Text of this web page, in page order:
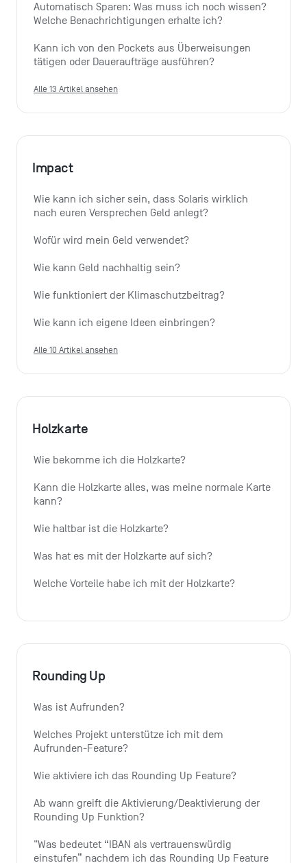
Automatisch Sparen: Was muss ich noch wissen?
Welche Benachrichtigungen erhalte ich?
Kann ich von den Pockets aus Überweisungen
tätigen oder Daueraufträge ausführen?
Alle 13 Artikel ansehen
Impact
Wie kann ich sicher sein, dass Solaris wirklich
nach euren Versprechen Geld anlegt?
Wofür wird mein Geld verwendet?
Wie kann Geld nachhaltig sein?
Wie funktioniert der Klimaschutzbeitrag?
Wie kann ich eigene Ideen einbringen?
Alle 10 Artikel ansehen
Holzkarte
Wie bekomme ich die Holzkarte?
Kann die Holzkarte alles, was meine normale Karte
kann?
Wie haltbar ist die Holzkarte?
Was hat es mit der Holzkarte auf sich?
Welche Vorteile habe ich mit der Holzkarte?
Rounding Up
Was ist Aufrunden?
Welches Projekt unterstütze ich mit dem
Aufrunden-Feature?
Wie aktiviere ich das Rounding Up Feature?
Ab wann greift die Aktivierung/Deaktivierung der
Rounding Up Funktion?
"Was bedeutet “IBAN als vertrauenswürdig
einstufen” nachdem ich das Rounding Up Feature